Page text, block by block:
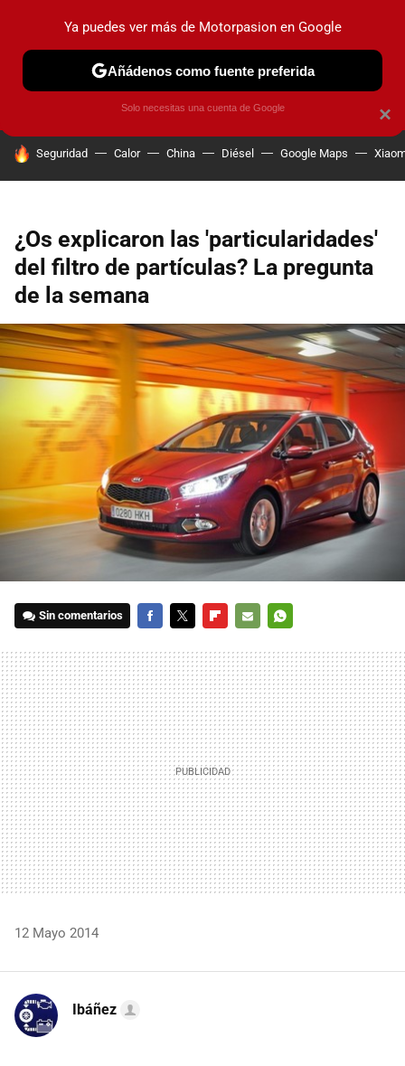
PRUEBAS COCHES ELÉCTRICOS OBSERVATORIO
HOY SE HABLA DE
Seguridad Calor China Diésel Google Maps
¿Os explicaron las 'particularidades'
del filtro de partículas? La pregunta
de la semana
Sin comentarios
MAIL
12 Mayo 2014
Ibáñez
×
Ya puedes ver más de Motorpasion en Google
Añádenos como fuente preferida
Solo necesitas una cuenta de Google